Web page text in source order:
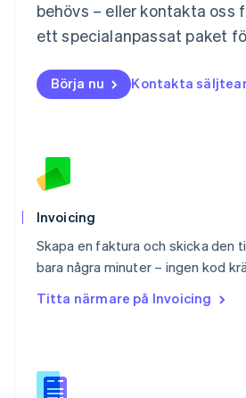
behövs – eller kontakta oss
ett specialanpassat paket
Börja nu Kontakta
Invoicing
Skapa en faktura och skicka den
bara några minuter – ingen kod
Titta närmare på Invoicing
Nederlands English
Norge
English
Nya Zeeland
English
Polen
Português
Rumänien
English
Schweiz
Deutsch
Singapore
English 简体中文
Slovakien
English
Español
Storbritannien